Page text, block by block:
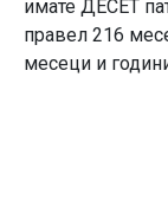
имате ДЕСЕТ
правел 216
месеци и